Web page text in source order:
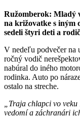
Ružomberok: Mladý
na križovatke s iným
sedeli štyri deti a
V nedeľu podvečer na
ročný vodič
nabúral do iného
rodinka. Auto po
ostalo na streche.
„Traja chlapci vo
vedomí a záchranári